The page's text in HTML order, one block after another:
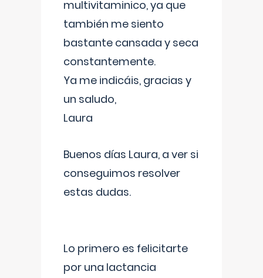
multivitaminico, ya que
también me siento
bastante cansada y seca
constantemente.
Ya me indicáis, gracias y
un saludo,
Laura
Buenos días Laura, a ver si
conseguimos resolver
estas dudas.
Lo primero es felicitarte
por una lactancia